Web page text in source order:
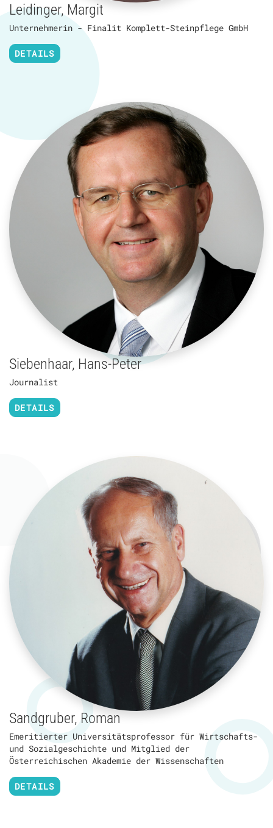
Leidinger, Margit
Unternehmerin - Finalit Komplett-Steinpflege GmbH
DETAILS
Siebenhaar, Hans-Peter
Journalist
DETAILS
Sandgruber, Roman
Emeritierter Universitätsprofessor für Wirtschafts-
und Sozialgeschichte und Mitglied der
Österreichischen Akademie der Wissenschaften
DETAILS